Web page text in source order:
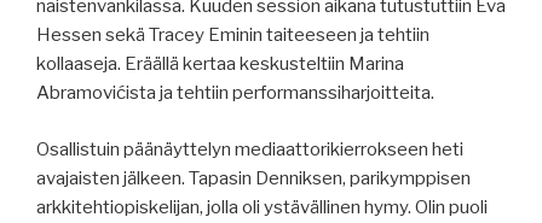
naistenvankilassa. Kuuden session aikana tutustuttiin Eva
Hessen sekä Tracey Eminin taiteeseen ja tehtiin
kollaaseja. Eräällä kertaa keskusteltiin Marina
Abramovićista ja tehtiin performanssiharjoitteita.
Osallistuin päänäyttelyn mediaattorikierrokseen heti
avajaisten jälkeen. Tapasin Denniksen, parikymppisen
arkkitehtiopiskelijan, jolla oli ystävällinen hymy. Olin puoli